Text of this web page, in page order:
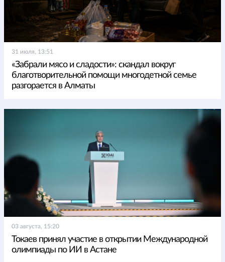
31 июля, 13:51
«Забрали мясо и сладости»: скандал вокруг
благотворительной помощи многодетной семье
разгорается в Алматы
03 августа, 15:20
Токаев принял участие в открытии Международной
олимпиады по ИИ в Астане